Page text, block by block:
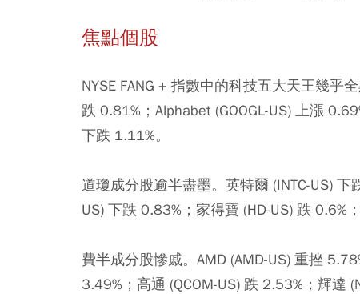
焦點個股
NYSE FANG + 指數中的科技五大天王幾乎
跌 0.81%；Alphabet (GOOGL-US) 上漲
下跌 1.11%。
道瓊成分股逾半盡墨。英特爾 (INTC-US) 下
US) 下跌 0.83%；家得寶 (HD-US) 跌 0.6%
費半成分股慘戚。AMD (AMD-US) 重挫
3.49%；高通 (QCOM-US) 跌 2.53%；輝達